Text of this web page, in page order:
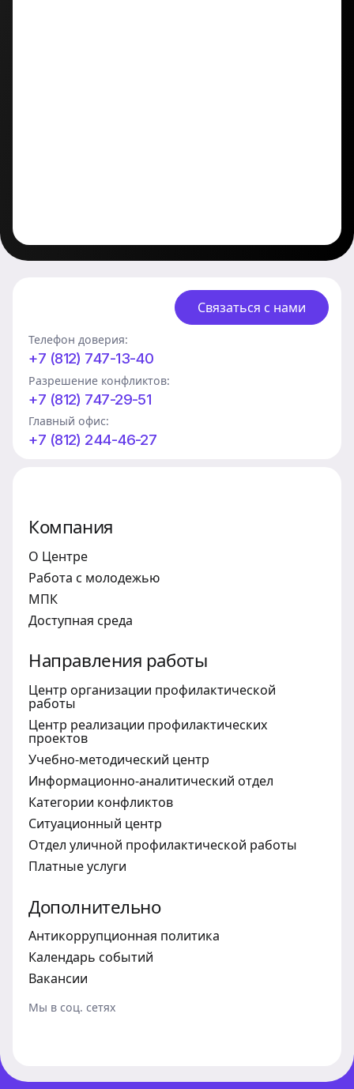
Связаться с нами
Телефон доверия:
+7 (812) 747-13-40
Разрешение конфликтов:
+7 (812) 747-29-51
Главный офис:
+7 (812) 244-46-27
Компания
О Центре
Работа с молодежью
МПК
Доступная среда
Направления работы
Центр организации профилактической
работы
Центр реализации профилактических
проектов
Учебно-методический центр
Информационно-аналитический отдел
Категории конфликтов
Ситуационный центр
Отдел уличной профилактической работы
Платные услуги
Дополнительно
Антикоррупционная политика
Календарь событий
Вакансии
Мы в соц. сетях